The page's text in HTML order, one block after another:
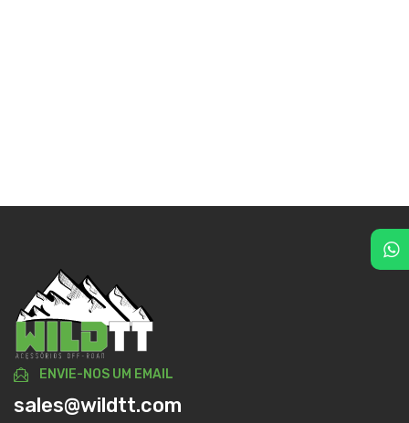
ENVIE-NOS UM EMAIL
sales@wildtt.com